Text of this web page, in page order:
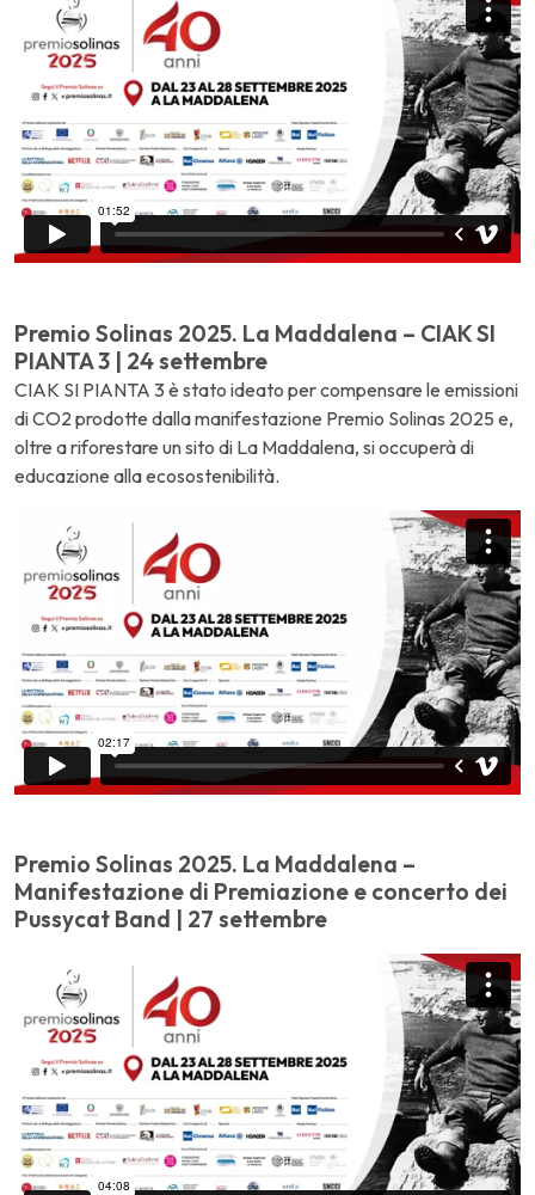
Premio Solinas 2025. La Maddalena – CIAK SI
PIANTA 3 | 24 settembre
CIAK SI PIANTA 3 è stato ideato per compensare le emissioni
di CO2 prodotte dalla manifestazione Premio Solinas 2025 e,
oltre a riforestare un sito di La Maddalena, si occuperà di
educazione alla ecosostenibilità.
Premio Solinas 2025. La Maddalena –
Manifestazione di Premiazione e concerto dei
Pussycat Band | 27 settembre